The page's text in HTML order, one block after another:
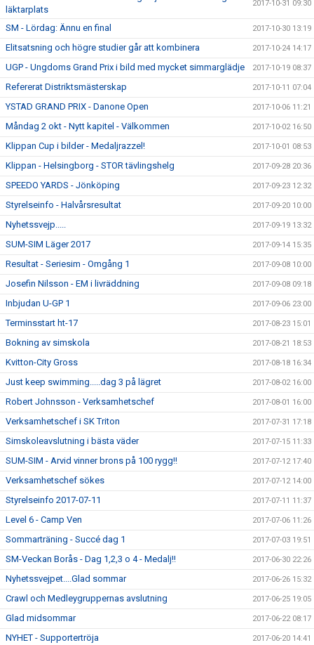
läktarplats
2017-10-31 09:30
SM - Lördag: Ännu en final 2017-10-30 13:19
Elitsatsning och högre studier går att kombinera 2017-10-24 14:17
UGP - Ungdoms Grand Prix i bild med mycket simmarglädje 2017-10-19 08:37
Refererat Distriktsmästerskap 2017-10-11 07:04
YSTAD GRAND PRIX - Danone Open 2017-10-06 11:21
Måndag 2 okt - Nytt kapitel - Välkommen 2017-10-02 16:50
Klippan Cup i bilder - Medaljrazzel! 2017-10-01 08:53
Klippan - Helsingborg - STOR tävlingshelg 2017-09-28 20:36
SPEEDO YARDS - Jönköping 2017-09-23 12:32
Styrelseinfo - Halvårsresultat 2017-09-20 10:00
Nyhetssvejp..... 2017-09-19 13:32
SUM-SIM Läger 2017 2017-09-14 15:35
Resultat - Seriesim - Omgång 1 2017-09-08 10:00
Josefin Nilsson - EM i livräddning 2017-09-08 09:18
Inbjudan U-GP 1 2017-09-06 23:00
Terminsstart ht-17 2017-08-23 15:01
Bokning av simskola 2017-08-21 18:53
Kvitton-City Gross 2017-08-18 16:34
Just keep swimming.....dag 3 på lägret 2017-08-02 16:00
Robert Johnsson - Verksamhetschef 2017-08-01 16:00
Verksamhetschef i SK Triton 2017-07-31 17:18
Simskoleavslutning i bästa väder 2017-07-15 11:33
SUM-SIM - Arvid vinner brons på 100 rygg!! 2017-07-12 17:40
Verksamhetschef sökes 2017-07-12 14:00
Styrelseinfo 2017-07-11 2017-07-11 11:37
Level 6 - Camp Ven 2017-07-06 11:26
Sommarträning - Succé dag 1 2017-07-03 19:51
SM-Veckan Borås - Dag 1,2,3 o 4 - Medalj!! 2017-06-30 22:26
Nyhetssvejpet....Glad sommar 2017-06-26 15:32
Crawl och Medleygruppernas avslutning 2017-06-25 19:05
Glad midsommar 2017-06-22 08:17
NYHET - Supportertröja 2017-06-20 14:41